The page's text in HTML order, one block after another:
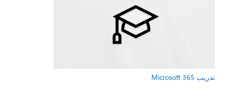
تدريب Microsoft 365